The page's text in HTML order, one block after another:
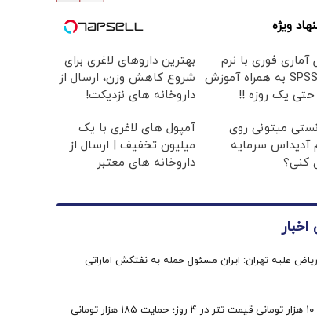
ویژه
آماری فوری با نرم
افزار SPSS به همراه آموزش
حتی یک روزه !!
بهترین داروهای لاغری برای
شروع کاهش وزن، ارسال از
داروخانه های نزدیکت!
میتونی روی
آدیداس سرمایه
کنی؟
آمپول های لاغری با یک
میلیون تخفیف | ارسال از
داروخانه های معتبر
ادعای ریاض علیه تهران: ایران مسئول حمله به نفتکش اماراتی
سقوط ۱۰ هزار تومانی قیمت تتر در ۴ روز؛ حمایت ۱۸۵ هزار تومانی